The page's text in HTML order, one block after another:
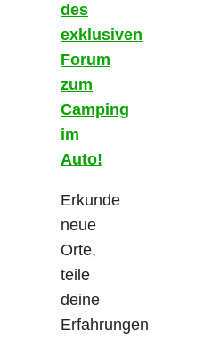
des
exklusiven
Forum
zum
Camping
im
Auto!
Erkunde
neue
Orte,
teile
deine
Erfahrungen